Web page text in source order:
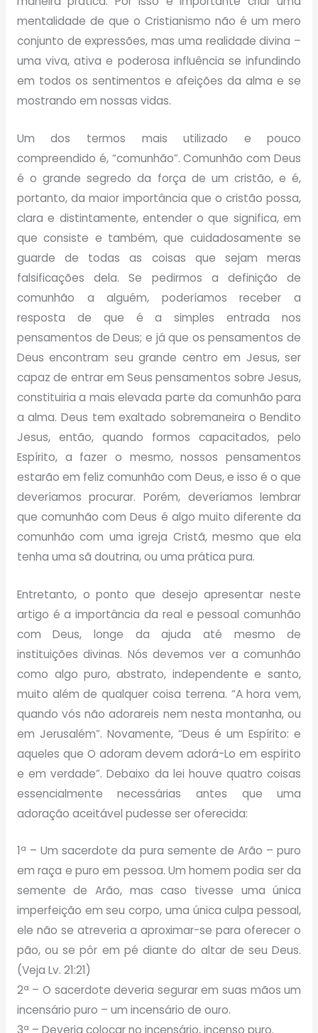
mentalidade de que o Cristianismo não é um mero
conjunto de expressões, mas uma realidade divina –
uma viva, ativa e poderosa influência se infundindo
em todos os sentimentos e afeições da alma e se
mostrando em nossas vidas.
Um dos termos mais utilizado e pouco
compreendido é, “comunhão”. Comunhão com Deus
é o grande segredo da força de um cristão, e é,
portanto, da maior importância que o cristão possa,
clara e distintamente, entender o que significa, em
que consiste e também, que cuidadosamente se
guarde de todas as coisas que sejam meras
falsificações dela. Se pedirmos a definição de
comunhão a alguém, poderíamos receber a
resposta de que é a simples entrada nos
pensamentos de Deus; e já que os pensamentos de
Deus encontram seu grande centro em Jesus, ser
capaz de entrar em Seus pensamentos sobre Jesus,
constituiria a mais elevada parte da comunhão para
a alma. Deus tem exaltado sobremaneira o Bendito
Jesus, então, quando formos capacitados, pelo
Espírito, a fazer o mesmo, nossos pensamentos
estarão em feliz comunhão com Deus, e isso é o que
deveríamos procurar. Porém, deveríamos lembrar
que comunhão com Deus é algo muito diferente da
comunhão com uma igreja Cristã, mesmo que ela
tenha uma sã doutrina, ou uma prática pura.
Entretanto, o ponto que desejo apresentar neste
artigo é a importância da real e pessoal comunhão
com Deus, longe da ajuda até mesmo de
instituições divinas. Nós devemos ver a comunhão
como algo puro, abstrato, independente e santo,
muito além de qualquer coisa terrena. “A hora vem,
quando vós não adorareis nem nesta montanha, ou
em Jerusalém”. Novamente, “Deus é um Espírito: e
aqueles que O adoram devem adorá-Lo em espírito
e em verdade”. Debaixo da lei houve quatro coisas
essencialmente necessárias antes que uma
adoração aceitável pudesse ser oferecida:
1ª – Um sacerdote da pura semente de Arão – puro
em raça e puro em pessoa. Um homem podia ser da
semente de Arão, mas caso tivesse uma única
imperfeição em seu corpo, uma única culpa pessoal,
ele não se atreveria a aproximar-se para oferecer o
pão, ou se pôr em pé diante do altar de seu Deus.
(Veja Lv. 21:21)
2ª – O sacerdote deveria segurar em suas mãos um
incensário puro – um incensário de ouro.